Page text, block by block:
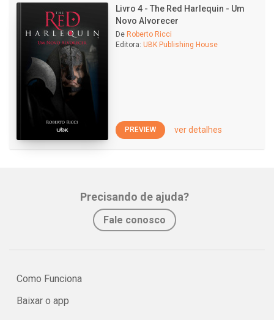
Livro 4 - The Red Harlequin - Um
Novo Alvorecer
De Roberto Ricci
Editora: UBK Publishing House
PREVIEW ver detalhes
Precisando de ajuda?
Fale conosco
Como Funciona
Baixar o app